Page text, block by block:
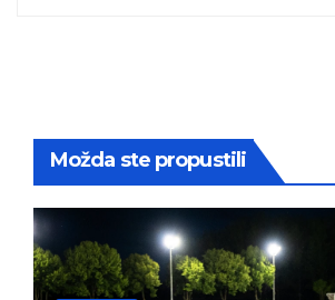
Možda ste propustili